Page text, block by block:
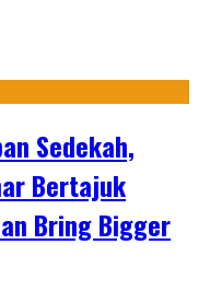
Sedekah,
Bertajuk
Bring Bigger